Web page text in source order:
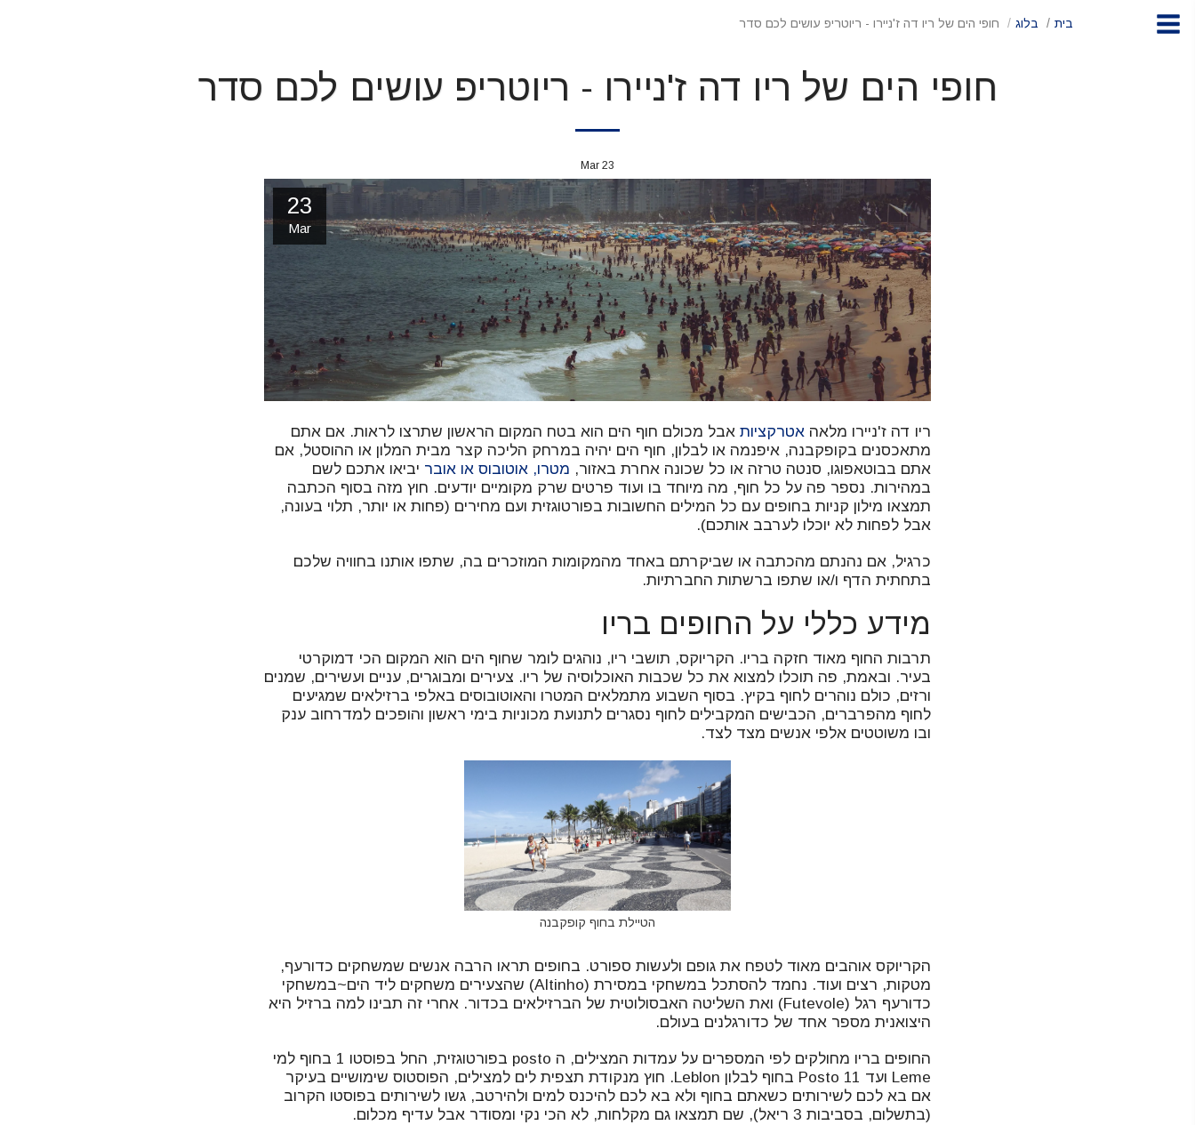
בית בלוג חופי הים של ריו דה ז'ניירו - ריוטריפ עושים לכם סדר
חופי הים של ריו דה ז'ניירו - ריוטריפ עושים לכם סדר
23
Mar
23
Mar
ריו דה ז'ניירו מלאה אטרקציות אבל מכולם חוף הים הוא בטח המקום הראשון שתרצו לראות. אם אתם
מתאכסנים בקופקבנה, איפנמה או לבלון, חוף הים יהיה במרחק הליכה קצר מבית המלון או ההוסטל, אם
אתם בבוטאפוגו, סנטה טרזה או כל שכונה אחרת באזור, מטרו, אוטובוס או אובר יביאו אתכם לשם
במהירות. נספר פה על כל חוף, מה מיוחד בו ועוד פרטים שרק מקומיים יודעים. חוץ מזה בסוף הכתבה
תמצאו מילון קניות בחופים עם כל המילים החשובות בפורטוגזית ועם מחירים (פחות או יותר, תלוי בעונה,
אבל לפחות לא יוכלו לערבב אותכם).
כרגיל, אם נהנתם מהכתבה או שביקרתם באחד מהמקומות המוזכרים בה, שתפו אותנו בחוויה שלכם
בתחתית הדף ו/או שתפו ברשתות החברתיות.
מידע כללי על החופים בריו
תרבות החוף מאוד חזקה בריו. הקריוקס, תושבי ריו, נוהגים לומר שחוף הים הוא המקום הכי דמוקרטי
בעיר. ובאמת, פה תוכלו למצוא את כל שכבות האוכלוסיה של ריו. צעירים ומבוגרים, עניים ועשירים, שמנים
ורזים, כולם נוהרים לחוף בקיץ. בסוף השבוע מתמלאים המטרו והאוטובוסים באלפי ברזילאים שמגיעים
לחוף מהפרברים, הכבישים המקבילים לחוף נסגרים לתנועת מכוניות בימי ראשון והופכים למדרחוב ענק
ובו משוטטים אלפי אנשים מצד לצד.
הטיילת בחוף קופקבנה
הקריוקס אוהבים מאוד לטפח את גופם ולעשות ספורט. בחופים תראו הרבה אנשים שמשחקים כדורעף,
מטקות, רצים ועוד. נחמד להסתכל במשחקי במסירת (Altinho) שהצעירים משחקים ליד הים~במשחקי
כדורעף רגל (Futevole) ואת השליטה האבסולוטית של הברזילאים בכדור. אחרי זה תבינו למה ברזיל היא
היצואנית מספר אחד של כדורגלנים בעולם.
החופים בריו מחולקים לפי המספרים על עמדות המצילים, ה posto בפורטוגזית, החל בפוסטו 1 בחוף למי
Leme ועד Posto 11 בחוף לבלון Leblon. חוץ מנקודת תצפית לים למצילים, הפוסטוס שימושיים בעיקר
אם בא לכם לשירותים כשאתם בחוף ולא בא לכם להיכנס למים ולהירטב, גשו לשירותים בפוסטו הקרוב
(בתשלום, בסביבות 3 ריאל), שם תמצאו גם מקלחות, לא הכי נקי ומסודר אבל עדיף מכלום.